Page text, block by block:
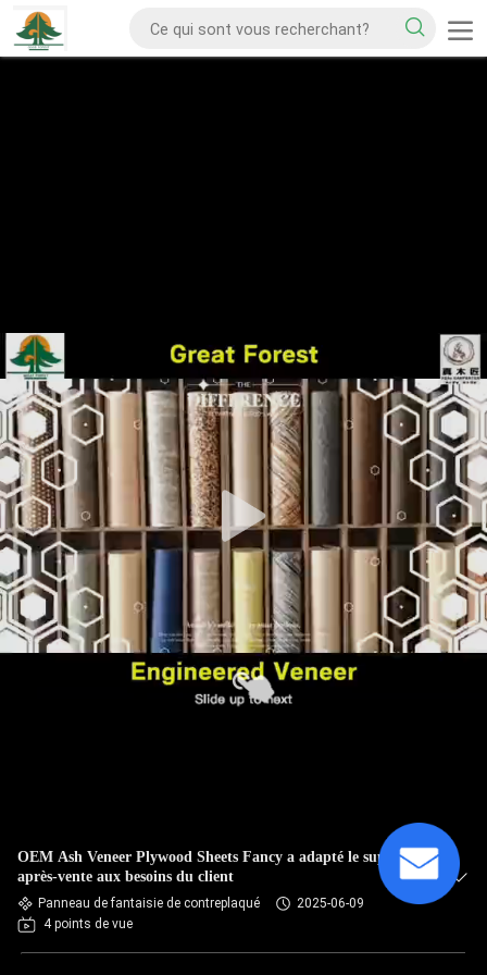
OEM Ash Veneer Plywood Sheets Fancy a adapté le support
après-vente aux besoins du client
Panneau de fantaisie de contreplaqué
2025-06-09
4 points de vue